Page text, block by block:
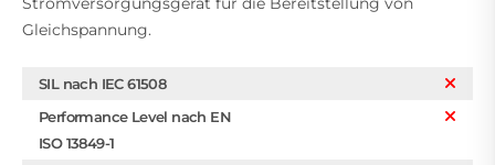
Gleichspannung.
SIL nach IEC 61508
Performance Level nach EN
ISO 13849-1